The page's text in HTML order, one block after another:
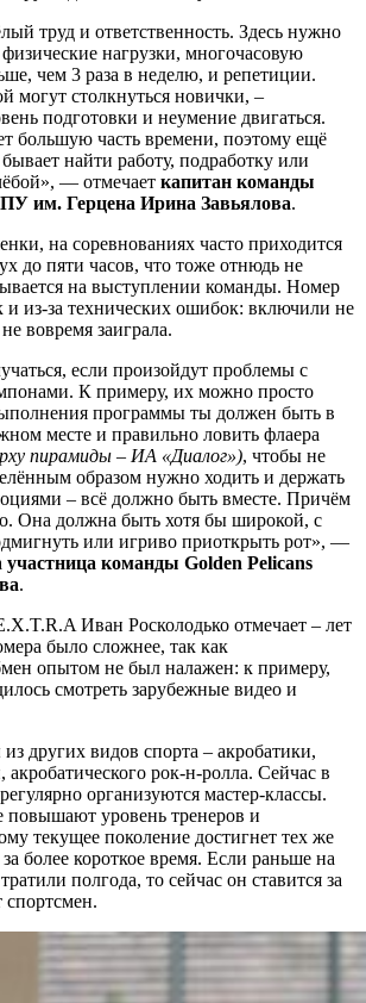
труд и ответственность. Здесь нужно
нагрузки, многочасовую
чем 3 раза в неделю, и репетиции.
могут столкнуться новички, –
подготовки и неумение двигаться.
большую часть времени, поэтому ещё
найти работу, подработку или
— отмечает капитан команды
им. Герцена Ирина Завьялова.
на соревнованиях часто приходится
до пяти часов, что тоже отнюдь не
на выступлении команды. Номер
и из-за технических ошибок: включили не
вовремя заиграла.
если произойдут проблемы с
К примеру, их можно просто
программы ты должен быть в
месте и правильно ловить флаера
пирамиды – ИА «Диалог»), чтобы не
образом нужно ходить и держать
– всё должно быть вместе. Причём
Она должна быть хотя бы широкой, с
или игриво приоткрыть рот», —
участница команды Golden Pelicans
.
Иван Росколодько отмечает – лет
было сложнее, так как
опытом не был налажен: к примеру,
смотреть зарубежные видео и
других видов спорта – акробатики,
акробатического рок-н-ролла. Сейчас в
организуются мастер-классы.
повышают уровень тренеров и
текущее поколение достигнет тех же
более короткое время. Если раньше на
полгода, то сейчас он ставится за
спортсмен.